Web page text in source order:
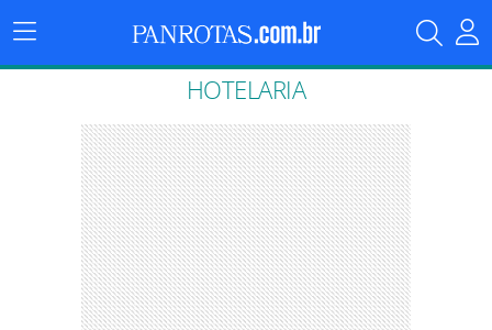
Menu
Principal
HOTELARIA